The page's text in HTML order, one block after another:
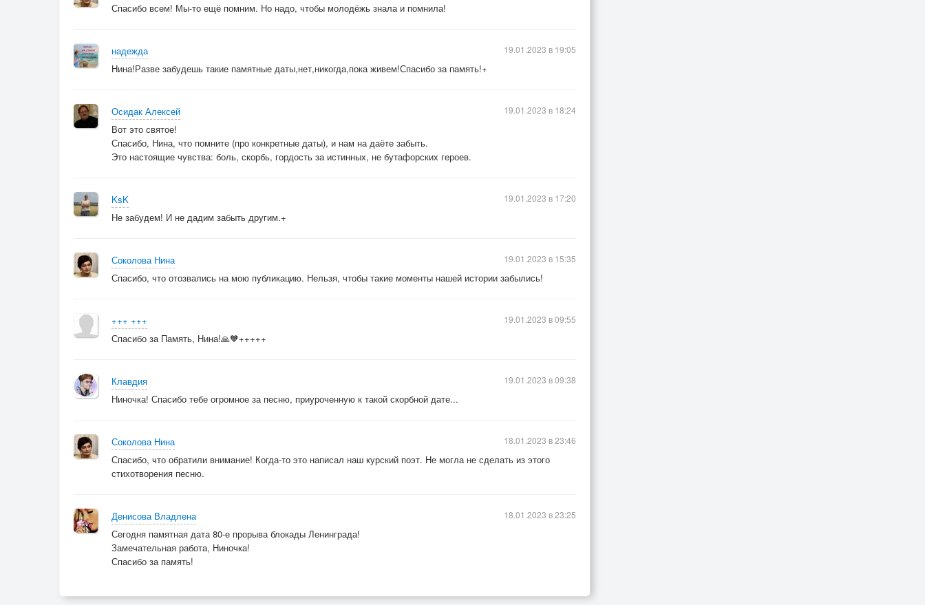
Спасибо всем! Мы-то ещё помним. Но надо, чтобы молодёжь знала и помнила!
надежда
Нина!Разве забудешь такие памятные даты,нет,никогда,пока живем!Спасибо за память!+
19.01.2023 в 19:05
Осидак Алексей
Вот это святое!
Спасибо, Нина, что помните (про конкретные даты), и нам на даёте забыть.
Это настоящие чувства: боль, скорбь, гордость за истинных, не бутафорских героев.
19.01.2023 в 18:24
KsK
Не забудем! И не дадим забыть другим.+
19.01.2023 в 17:20
Соколова Нина
Спасибо, что отозвались на мою публикацию. Нельзя, чтобы такие моменты нашей истории забылись!
19.01.2023 в 15:35
+++ +++
Спасибо за Память, Нина!🙏🧡+++++
19.01.2023 в 09:55
Клавдия
Ниночка! Спасибо тебе огромное за песню, приуроченную к такой скорбной дате...
19.01.2023 в 09:38
Соколова Нина
Спасибо, что обратили внимание! Когда-то это написал наш курский поэт. Не могла не сделать из этого
стихотворения песню.
18.01.2023 в 23:46
Денисова Владлена
Сегодня памятная дата 80-е прорыва блокады Ленинграда!
Замечательная работа, Ниночка!
Спасибо за память!
18.01.2023 в 23:25